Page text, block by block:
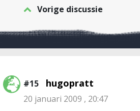
Vorige discussie
#15 hugopratt
20 januari 2009 , 20:47